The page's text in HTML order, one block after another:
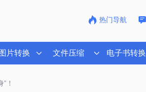
热门导航
图片转换 文件压缩 电子书转换
！